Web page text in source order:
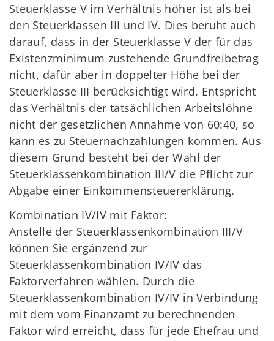
Steuerklasse V im Verhältnis höher ist als bei
den Steuerklassen III und IV. Dies beruht auch
darauf, dass in der Steuerklasse V der für das
Existenzminimum zustehende Grundfreibetrag
nicht, dafür aber in doppelter Höhe bei der
Steuerklasse III berücksichtigt wird. Entspricht
das Verhältnis der tatsächlichen Arbeitslöhne
nicht der gesetzlichen Annahme von 60:40, so
kann es zu Steuernachzahlungen kommen. Aus
diesem Grund besteht bei der Wahl der
Steuerklassenkombination III/V die Pflicht zur
Abgabe einer Einkommensteuererklärung.
Kombination IV/IV mit Faktor:
Anstelle der Steuerklassenkombination III/V
können Sie ergänzend zur
Steuerklassenkombination IV/IV das
Faktorverfahren wählen. Durch die
Steuerklassenkombination IV/IV in Verbindung
mit dem vom Finanzamt zu berechnenden
Faktor wird erreicht, dass für jede Ehefrau und